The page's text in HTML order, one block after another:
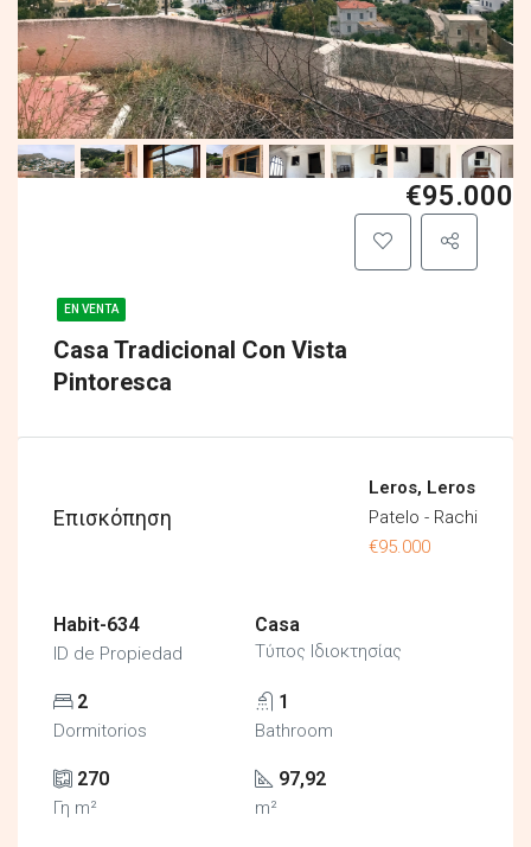
EN VENTA
Casa Tradicional Con Vista
Pintoresca
€95.000
Επισκόπηση
Leros, Leros
Patelo - Rachi
€95.000
Habit-634
ID de Propiedad
Casa
Τύπος Ιδιοκτησίας
2
Dormitorios
1
Bathroom
270
Γη m²
97,92
m²